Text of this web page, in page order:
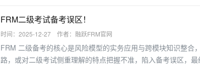
FRM二级考试备考误区！
时间：2025-12-27 作者：融跃FRM官网
FRM 二级备考的核心是风险模型的实务应用与跨模块知识整合
路，或对二级考试侧重理解的特点把握不准，陷入备考误区，